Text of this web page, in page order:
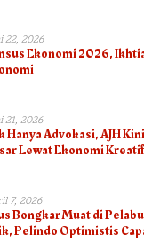
22, 2026
Ekonomi 2026,
21, 2026
Hanya Advokasi, AJH
Lewat Ekonomi
7, 2026
Bongkar Muat di
Pelindo Optimistis